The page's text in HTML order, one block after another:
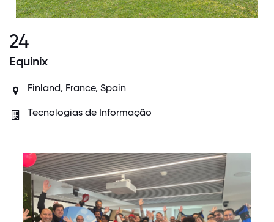
24
Equinix
Finland, France, Spain
Tecnologias de Informação